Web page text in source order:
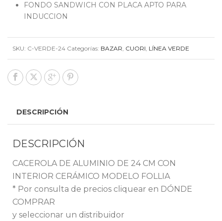
FONDO SANDWICH CON PLACA APTO PARA
INDUCCION
SKU: C-VERDE-24 Categorías: BAZAR, CUORI, LÍNEA VERDE
DESCRIPCIÓN
DESCRIPCIÓN
CACEROLA DE ALUMINIO DE 24 CM CON
INTERIOR CERÁMICO MODELO FOLLIA
* Por consulta de precios cliquear en DÓNDE
COMPRAR
y seleccionar un distribuidor